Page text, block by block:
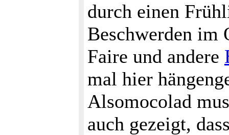
durch einen
Beschwerden im
Faire und andere
mal hier
Alsomocolad
auch gezeigt,